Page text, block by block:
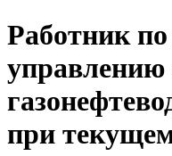
Работник
при